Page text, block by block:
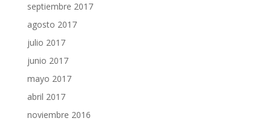
septiembre 2017
agosto 2017
julio 2017
junio 2017
mayo 2017
abril 2017
noviembre 2016